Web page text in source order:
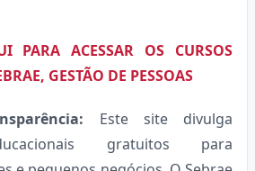
PARA ACESSAR OS CURSOS
GESTÃO DE PESSOAS
Este site divulga
gratuitos para